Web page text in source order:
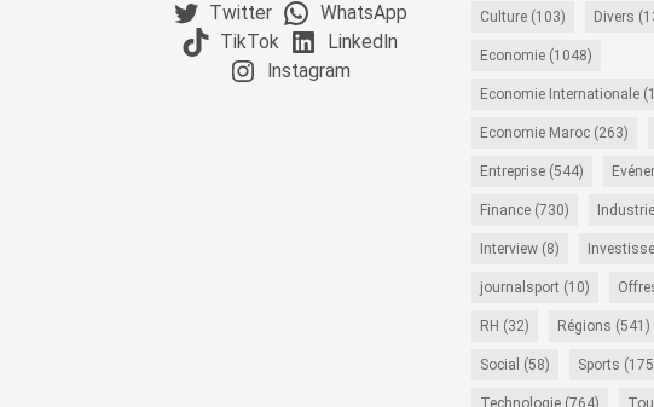
Twitter
WhatsApp
TikTok
LinkedIn
Instagram
Culture(103) Divers
Economie(1048)
Economie Internationale
Economie Maroc(263)
Entreprise(544)
Finance(730)
Interview(8)
journalsport (10)
RH (32) Régions (541)
Social (58) Sports
Technologie(764)